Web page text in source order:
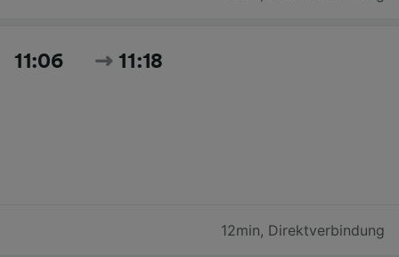
11:06 11:18
12min, Direktverbindung